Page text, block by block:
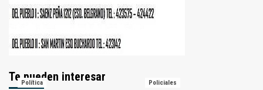
Te pueden interesar
Política Policiales